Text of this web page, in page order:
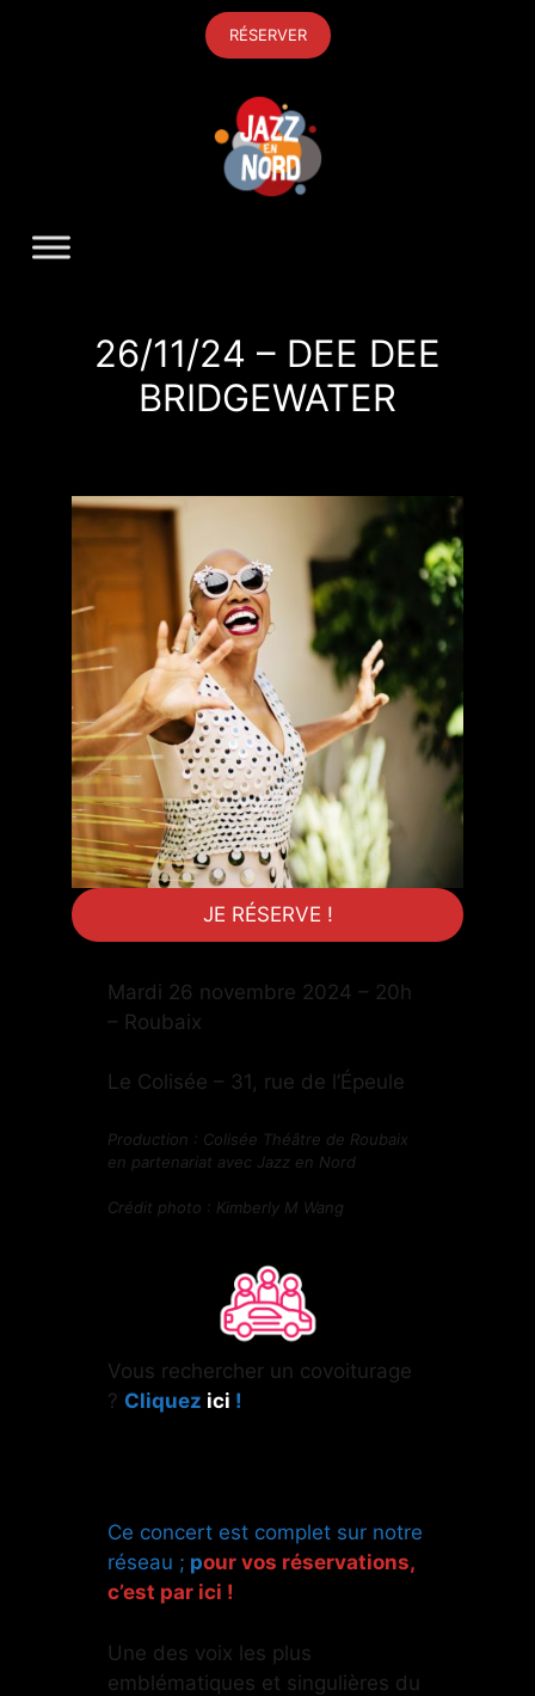
RÉSERVER
26/11/24 – DEE DEE
BRIDGEWATER
JE RÉSERVE !
Mardi 26 novembre 2024 – 20h
– Roubaix
Le Colisée – 31, rue de l’Épeule
Production : Colisée Théâtre de Roubaix
en partenariat avec Jazz en Nord
Crédit photo : Kimberly M Wang
Vous rechercher un covoiturage
? Cliquez ici !
Ce concert est complet sur notre
réseau ; pour vos réservations,
c’est par ici !
Une des voix les plus
emblématiques et singulières du